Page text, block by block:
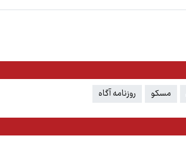
مسکو روزنامه آگاه